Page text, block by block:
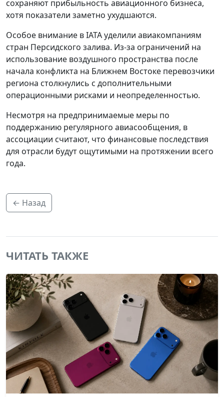
сохраняют прибыльность авиационного бизнеса,
хотя показатели заметно ухудшаются.
Особое внимание в IATA уделили авиакомпаниям
стран Персидского залива. Из-за ограничений на
использование воздушного пространства после
начала конфликта на Ближнем Востоке перевозчики
региона столкнулись с дополнительными
операционными рисками и неопределенностью.
Несмотря на предпринимаемые меры по
поддержанию регулярного авиасообщения, в
ассоциации считают, что финансовые последствия
для отрасли будут ощутимыми на протяжении всего
года.
← Назад
ЧИТАТЬ ТАКЖЕ